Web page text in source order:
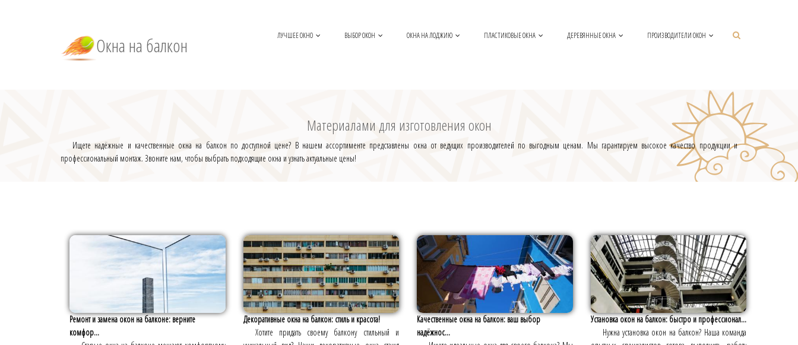
Окна на балкон ЛУЧШЕЕ ОКНО ВЫБОР ОКОН ОКНА НА ЛОДЖИЮ ПЛАСТИКОВЫЕ ОКНА ДЕРЕВЯННЫЕ ОКНА ПРОИЗВОДИТЕЛИ ОКОН
Материалами для изготовления окон
Ищете надёжные и качественные окна на балкон по доступной цене? В нашем ассортименте представлены окна от ведущих производителей по выгодным ценам. Мы гарантируем высокое качество продукции и
профессиональный монтаж. Звоните нам, чтобы выбрать подходящие окна и узнать актуальные цены!
Ремонт и замена окон на балконе: верните
комфор...
Декоративные окна на балкон: стиль и красота!
Хотите придать своему балкону стильный и
Качественные окна на балкон: ваш выбор
надёжнос...
Установка окон на балкон: быстро и профессионал...
Нужна установка окон на балкон? Наша команда